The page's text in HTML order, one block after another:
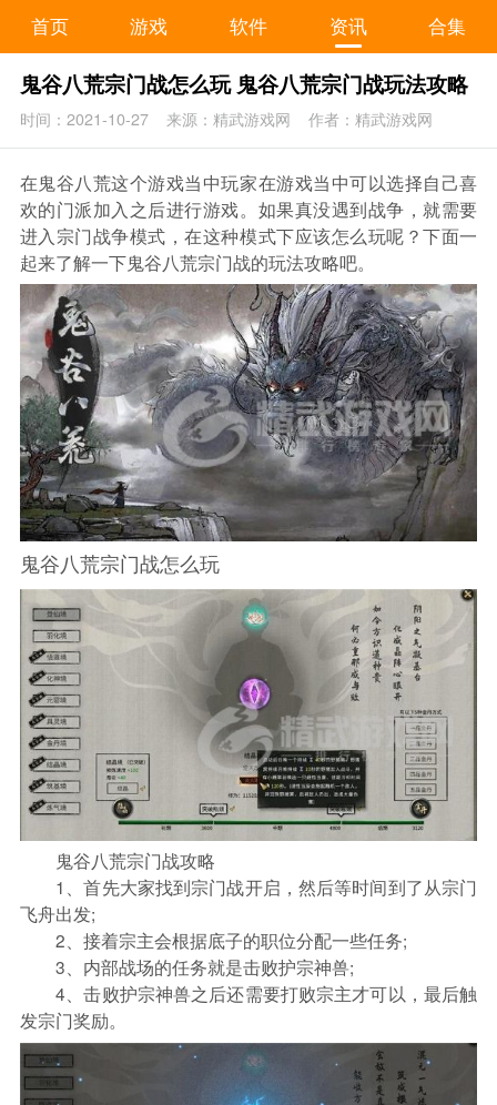
首页 游戏 软件 资讯 合集
鬼谷八荒宗门战怎么玩 鬼谷八荒宗门战玩法攻略
时间：2021-10-27 来源：精武游戏网 作者：精武游戏网
在鬼谷八荒这个游戏当中玩家在游戏当中可以选择自己喜
欢的门派加入之后进行游戏。如果真没遇到战争，就需要
进入宗门战争模式，在这种模式下应该怎么玩呢？下面一
起来了解一下鬼谷八荒宗门战的玩法攻略吧。
鬼谷八荒宗门战怎么玩
鬼谷八荒宗门战攻略
1、首先大家找到宗门战开启，然后等时间到了从宗门
飞舟出发;
2、接着宗主会根据底子的职位分配一些任务;
3、内部战场的任务就是击败护宗神兽;
4、击败护宗神兽之后还需要打败宗主才可以，最后触
发宗门奖励。